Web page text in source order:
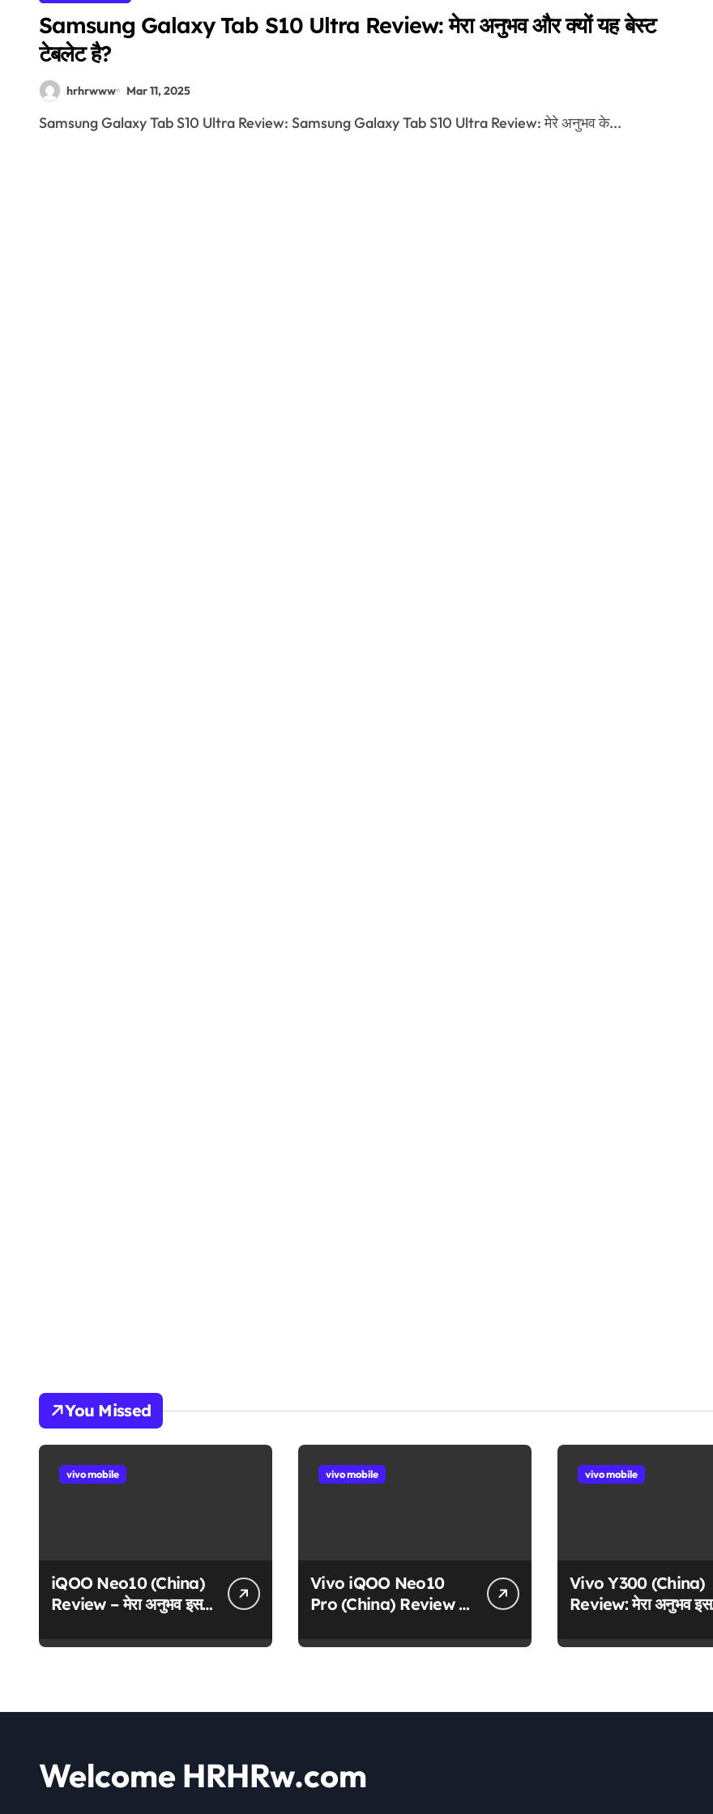
Samsung Galaxy Tab S10 Ultra Review: मेरा अनुभव और क्यों यह बेस्ट
टेबलेट है?
hrhrwww Mar 11, 2025
Samsung Galaxy Tab S10 Ultra Review: Samsung Galaxy Tab S10 Ultra Review: मेरे अनुभव के...
You Missed
vivo mobile
iQOO Neo10 (China)
Review – मेरा अनुभव इस
vivo mobile
Vivo iQOO Neo10
Pro (China) Review –
फीचर्स!
vivo mobile
Vivo Y300 (China)
Review: मेरा अनुभव इस
Welcome HRHRw.com